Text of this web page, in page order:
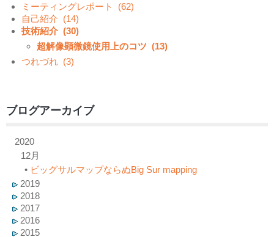
ミーティングレポート
(62)
自己紹介 (14)
技術紹介 (30)
超解像顕微鏡使用上のコツ (13)
つれづれ (3)
ブログアーカイブ
2020
12月
• ビッグサルマップならぬBig Sur mapping
2019
2018
2017
2016
2015